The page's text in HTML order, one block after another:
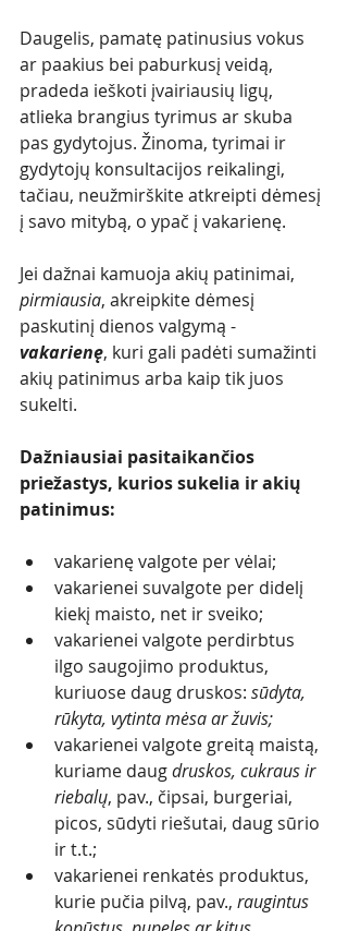
Daugelis, pamatę patinusius vokus
ar paakius bei paburkusį veidą,
pradeda ieškoti įvairiausių ligų,
atlieka brangius tyrimus ar skuba
pas gydytojus. Žinoma, tyrimai ir
gydytojų konsultacijos reikalingi,
tačiau, neužmirškite atkreipti dėmesį
į savo mitybą, o ypač į vakarienę.
Jei dažnai kamuoja akių patinimai,
pirmiausia, akreipkite dėmesį
paskutinį dienos valgymą -
vakarienę, kuri gali padėti sumažinti
akių patinimus arba kaip tik juos
sukelti.
Dažniausiai pasitaikančios
priežastys, kurios sukelia ir akių
patinimus:
vakarienę valgote per vėlai;
vakarienei suvalgote per didelį
kiekį maisto, net ir sveiko;
vakarienei valgote perdirbtus
ilgo saugojimo produktus,
kuriuose daug druskos: sūdyta,
rūkyta, vytinta mėsa ar žuvis;
vakarienei valgote greitą maistą,
kuriame daug druskos, cukraus ir
riebalų, pav., čipsai, burgeriai,
picos, sūdyti riešutai, daug sūrio
ir t.t.;
vakarienei renkatės produktus,
kurie pučia pilvą, pav., raugintus